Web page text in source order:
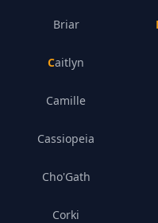
Briar
Caitlyn
Camille
Cassiopeia
Cho'Gath
Corki